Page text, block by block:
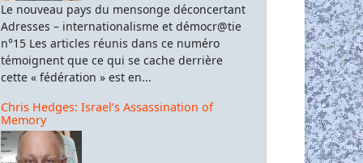
Le nouveau pays du mensonge déconcertant
Adresses – internationalisme et démocr@tie
n°15 Les articles réunis dans ce numéro
témoignent que ce qui se cache derrière
cette « fédération » est en...
Chris Hedges: Israel’s Assassination of
Memory